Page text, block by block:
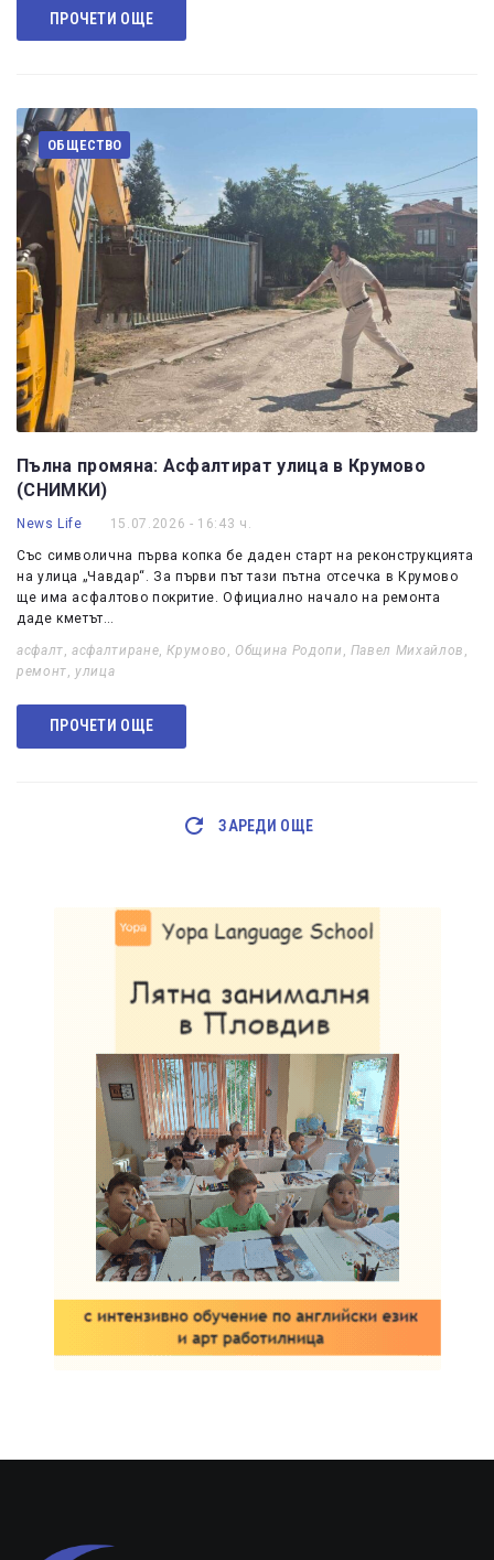
ПРОЧЕТИ ОЩЕ
ОБЩЕСТВО
Пълна промяна: Асфалтират улица в Крумово
(СНИМКИ)
News Life 15.07.2026 - 16:43 ч.
Със символична първа копка бе даден старт на реконструкцията
на улица „Чавдар“. За първи път тази пътна отсечка в Крумово
ще има асфалтово покритие. Официално начало на ремонта
даде кметът…
асфалт ,асфалтиране ,Крумово Община Родопи Павел Михайлов
ремонт
улица
ПРОЧЕТИ ОЩЕ
ЗАРЕДИ ОЩЕ